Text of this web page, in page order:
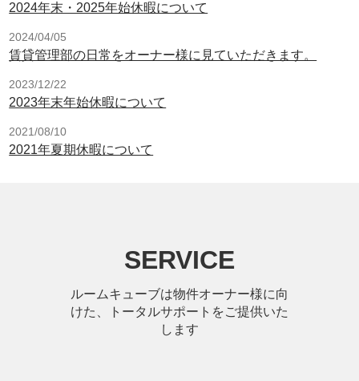
2024年末・2025年始休暇について
2024/04/05
賃貸管理部の日常をオーナー様に見ていただきます。
2023/12/22
2023年末年始休暇について
2021/08/10
2021年夏期休暇について
SERVICE
ルームキューブは物件オーナー様に向
けた、トータルサポートをご提供いた
します